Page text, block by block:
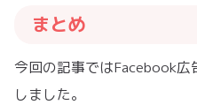
まとめ
今回の記事ではFacebook広
しました。